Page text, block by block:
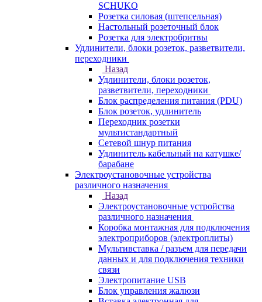
SCHUKO
Розетка силовая (штепсельная)
Настольный розеточный блок
Розетка для электробритвы
Удлинители, блоки розеток, разветвители,
переходники
Назад
Удлинители, блоки розеток,
разветвители, переходники
Блок распределения питания (PDU)
Блок розеток, удлинитель
Переходник розетки
мультистандартный
Сетевой шнур питания
Удлинитель кабельный на катушке/
барабане
Электроустановочные устройства
различного назначения
Назад
Электроустановочные устройства
различного назначения
Коробка монтажная для подключения
электроприборов (электроплиты)
Мультивставка / разъем для передачи
данных и для подключения техники
связи
Электропитание USB
Блок управления жалюзи